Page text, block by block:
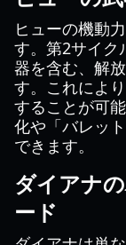
ヒューの機動
す。第2サイク
器を含む、解
す。これによ
することが可
化や「バレッ
できます。
ダイアナ
ード